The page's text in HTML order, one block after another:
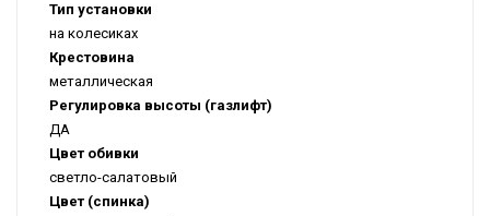
Тип установки
на колесиках
Крестовина
металлическая
Регулировка высоты (газлифт)
ДА
Цвет обивки
светло-салатовый
Цвет (спинка)